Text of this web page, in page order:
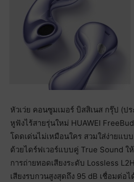
หัวเว่ย คอนซูมเมอร์ บิสสิเนส กรุ๊ป (ป
หูฟังไร้สายรุ่นใหม่ HUAWEI
โดดเด่นไม่เหมือนใคร สวมใส่ง่ายแบ
ด้วยไดร์ฟเวอร์แบบคู่ True Sound ใ
การถ่ายทอดเสียงระดับ Lossless
เสียงรบกวนสูงสุดถึง 95 dB เชื่อมต่อ